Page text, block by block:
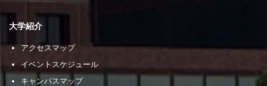
大学紹介
アクセスマップ
イベントスケジュール
キャンパスマップ